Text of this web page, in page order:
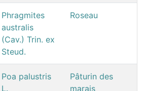
Phragmites
australis
(Cav.) Trin. ex
Steud.
Roseau
Poa palustris
L.
Pâturin des
marais